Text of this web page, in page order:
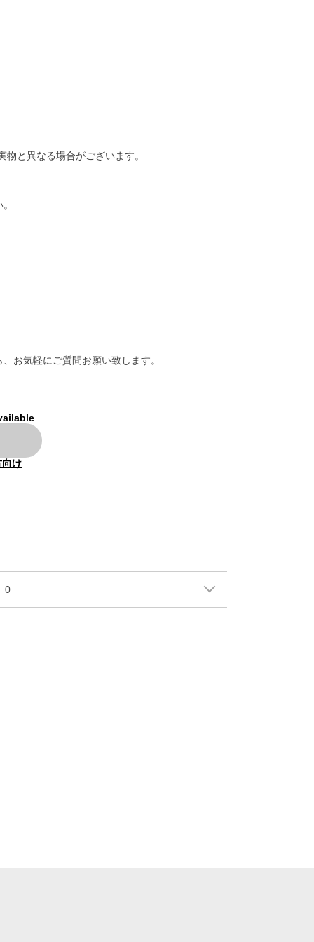
と異なる場合がございます。
お気軽にご質問お願い致します。
向け
0